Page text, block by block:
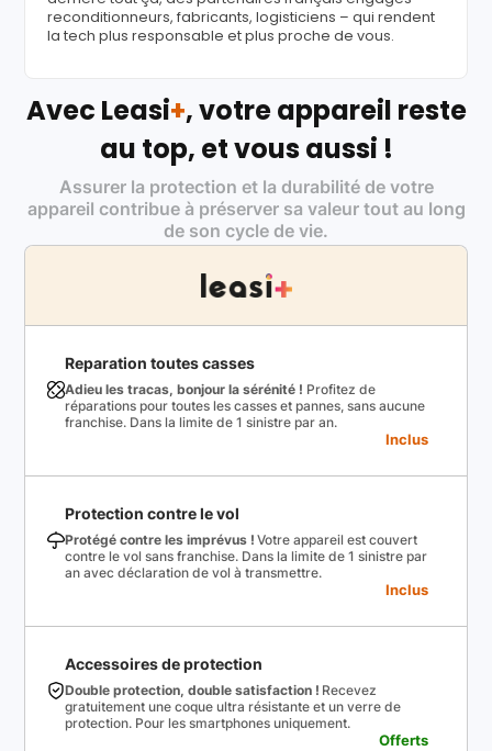
reconditionneurs, fabricants, logisticiens – qui rendent
la tech plus responsable et plus proche de vous.
Avec Leasi+, votre appareil reste
au top, et vous aussi !
Assurer la protection et la durabilité de votre
appareil contribue à préserver sa valeur tout au long
de son cycle de vie.
Reparation toutes casses
Adieu les tracas, bonjour la sérénité ! Profitez de
réparations pour toutes les casses et pannes, sans aucune
franchise. Dans la limite de 1 sinistre par an.
Inclus
Protection contre le vol
Protégé contre les imprévus ! Votre appareil est couvert
contre le vol sans franchise. Dans la limite de 1 sinistre par
an avec déclaration de vol à transmettre.
Inclus
Accessoires de protection
Double protection, double satisfaction ! Recevez
gratuitement une coque ultra résistante et un verre de
protection. Pour les smartphones uniquement.
Offerts